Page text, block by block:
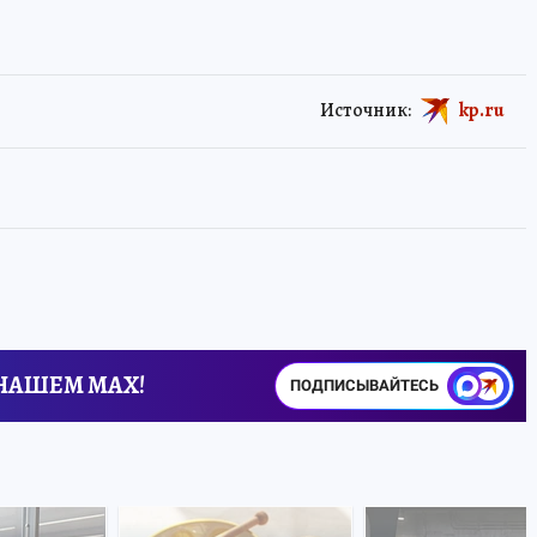
Источник: kp.ru
MAX! ПОДПИСЫВАЙТЕСЬ